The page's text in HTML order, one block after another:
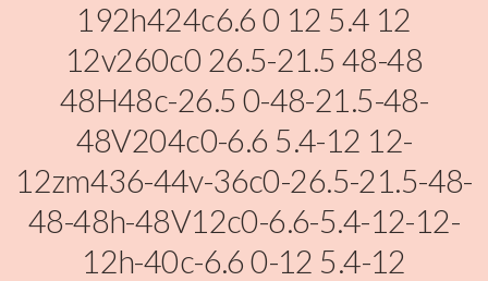
192h424c6.6 0 12 5.4 12
12v260c0 26.5-21.5 48-48
48H48c-26.5 0-48-21.5-48-
48V204c0-6.6 5.4-12 12-
12zm436-44v-36c0-26.5-21.5-48-
48-48h-48V12c0-6.6-5.4-12-12-
12h-40c-6.6 0-12 5.4-12